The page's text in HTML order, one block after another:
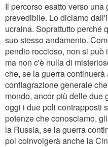
Il percorso esatto verso
prevedibile. Lo diciamo
ucraina. Soprattutto perché
suo stesso andamento.
pendio roccioso, non si può
ma non c'è nulla di
che, se la guerra
conflagrazione generale
mondo, ancor più delle due
oggi i due poli contrapposti
potenze che conosciamo,
la Russia, se la guerra
poi coinvolgerà anche la